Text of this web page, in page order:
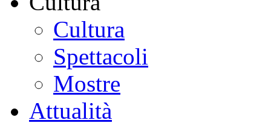
Cultura
Spettacoli
Mostre
Attualità